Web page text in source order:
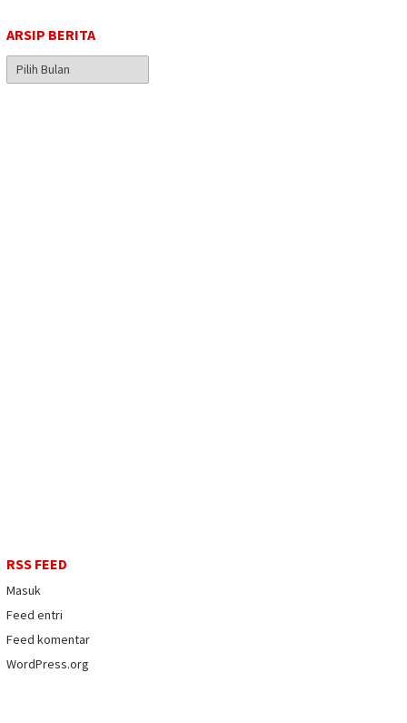
ARSIP BERITA
Arsip
Berita
RSS FEED
Masuk
Feed entri
Feed komentar
WordPress.org